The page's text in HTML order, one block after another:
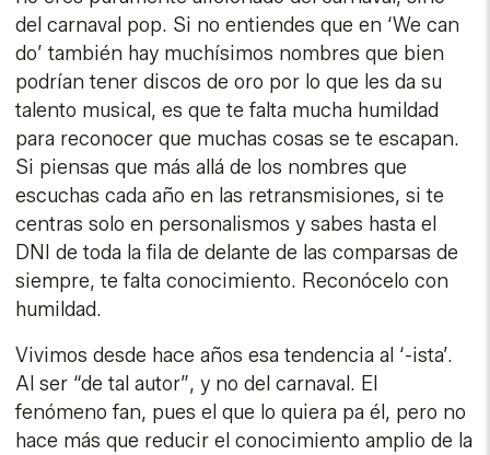
del carnaval pop. Si no entiendes que en ‘We can
do’ también hay muchísimos nombres que bien
podrían tener discos de oro por lo que les da su
talento musical, es que te falta mucha humildad
para reconocer que muchas cosas se te escapan.
Si piensas que más allá de los nombres que
escuchas cada año en las retransmisiones, si te
centras solo en personalismos y sabes hasta el
DNI de toda la fila de delante de las comparsas de
siempre, te falta conocimiento. Reconócelo con
humildad.
Vivimos desde hace años esa tendencia al ‘-ista’.
Al ser “de tal autor”, y no del carnaval. El
fenómeno fan, pues el que lo quiera pa él, pero no
hace más que reducir el conocimiento amplio de la